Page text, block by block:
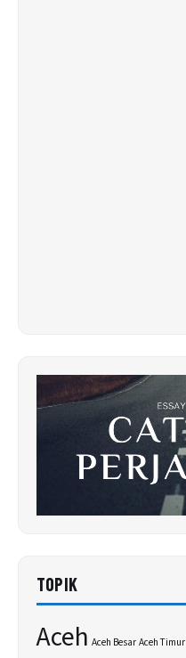
TOPIK
Aceh Aceh Besar Aceh Timur